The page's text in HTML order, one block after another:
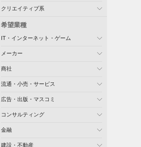
クリエイティブ系
希望業種
IT・インターネット・ゲーム
メーカー
商社
流通・小売・サービス
広告・出版・マスコミ
コンサルティング
金融
建設・不動産